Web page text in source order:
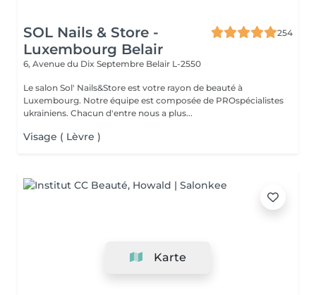
SOL Nails & Store -
Luxembourg Belair
254
6, Avenue du Dix Septembre Belair L-2550
Le salon Sol' Nails&Store est votre rayon de beauté à
Luxembourg. Notre équipe est composée de PROspécialistes
ukrainiens. Chacun d'entre nous a plus...
Visage ( Lèvre )
Karte